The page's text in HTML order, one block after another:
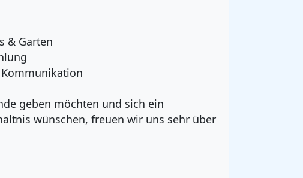
& Garten
geben möchten und sich ein
wünschen, freuen wir uns sehr über